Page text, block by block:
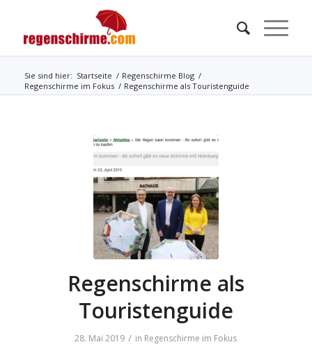
Sie sind hier: Startseite / Regenschirme Blog /
Regenschirme im Fokus / Regenschirme als Touristenguide
Regenschirme als
Touristenguide
28. Mai 2019 / in Regenschirme im Fokus